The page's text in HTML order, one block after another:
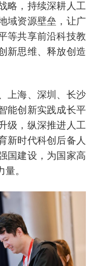
略，持续深耕人工
域资源壁垒，让广
等共享前沿科技教
新思维、释放创造
上海、深圳、长沙
能创新实践成长平
级，纵深推进人工
新时代科创后备人
国建设，为国家高
。